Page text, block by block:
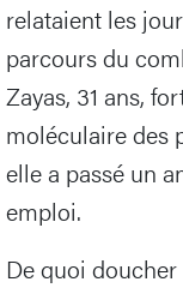
relataient les
parcours du
Zayas, 31 ans,
moléculaire des
elle a passé un
emploi.
De quoi